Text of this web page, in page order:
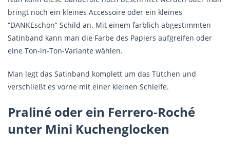
bringt noch ein kleines Accessoire oder ein kleines
“DANKEschön” Schild an. Mit einem farblich abgestimmten
Satinband kann man die Farbe des Papiers aufgreifen oder
eine Ton-in-Ton-Variante wählen.
Man legt das Satinband komplett um das Tütchen und
verschließt es vorne mit einer kleinen Schleife.
Praliné oder ein Ferrero-Roché
unter Mini Kuchenglocken